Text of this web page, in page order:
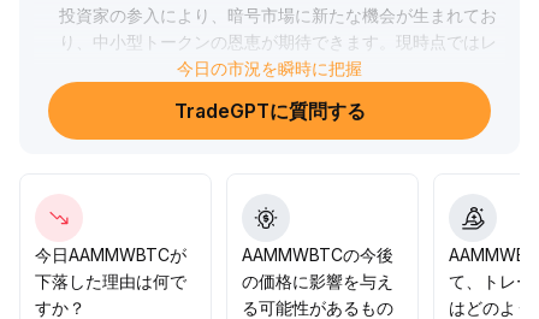
投資家の参入により、暗号市場に新たな機会が生まれてお
り、中小型トークンの恩恵が期待できます。現時点ではレ
ンジ内での取引を中心にし、出来高の変化やマクロ政策の
進展を密接に注視してください。価格が出来高を伴って0
00012 BTCレンジ上限を上抜けた場合、ポジションを適
今日の市況を瞬時に把握
TradeGPTに質問する
今日AAMMWBTCが
下落した理由は何で
すか？
AAMMWBTCの今後
の価格に影響を与え
る可能性があるもの
て、トレー
はどのよう